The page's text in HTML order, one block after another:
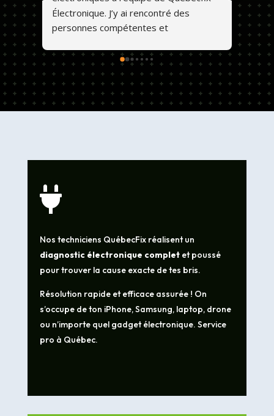
Électronique. J’y ai rencontré des
personnes compétentes et
qualité et les prix sont abordables. 💕😊

Nos techniciens QuébecFix réalisent un
diagnostic électronique completet poussé
pour trouver la cause exacte de tes bris.
Résolution rapide et efficace assurée ! On
s’occupe de ton iPhone, Samsung, laptop, drone
ou n’importe quel gadget électronique. Service
pro à Québec.